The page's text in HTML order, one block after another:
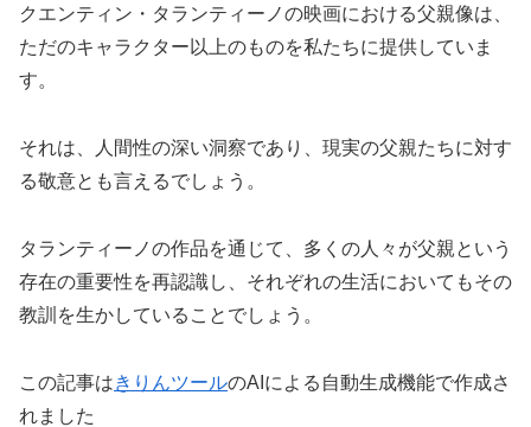
クエンティン・タランティーノの映画における父親像は、
ただのキャラクター以上のものを私たちに提供していま
す。
それは、人間性の深い洞察であり、現実の父親たちに対す
る敬意とも言えるでしょう。
タランティーノの作品を通じて、多くの人々が父親という
存在の重要性を再認識し、それぞれの生活においてもその
教訓を生かしていることでしょう。
この記事はきりんツールのAIによる自動生成機能で作成さ
れました